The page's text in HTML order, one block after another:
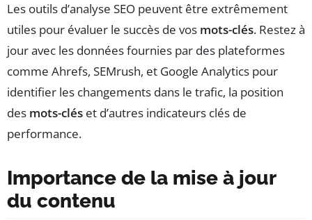
Les outils d’analyse SEO peuvent être extrêmement
utiles pour évaluer le succès de vos mots-clés. Restez à
jour avec les données fournies par des plateformes
comme Ahrefs, SEMrush, et Google Analytics pour
identifier les changements dans le trafic, la position
des mots-clés et d’autres indicateurs clés de
performance.
Importance de la mise à jour
du contenu